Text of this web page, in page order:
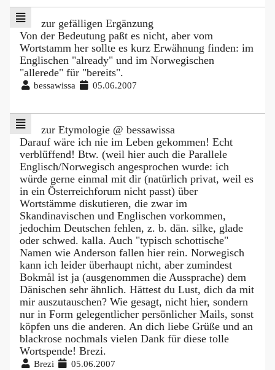
zur gefälligen Ergänzung
Von der Bedeutung paßt es nicht, aber vom
Wortstamm her sollte es kurz Erwähnung finden: im
Englischen "already" und im Norwegischen
"allerede" für "bereits".
bessawissa 05.06.2007
zur Etymologie @ bessawissa
Darauf wäre ich nie im Leben gekommen! Echt
verblüffend! Btw. (weil hier auch die Parallele
Englisch/Norwegisch angesprochen wurde: ich
würde gerne einmal mit dir (natürlich privat, weil es
in ein Österreichforum nicht passt) über
Wortstämme diskutieren, die zwar im
Skandinavischen und Englischen vorkommen,
jedochim Deutschen fehlen, z. b. dän. silke, glade
oder schwed. kalla. Auch "typisch schottische"
Namen wie Anderson fallen hier rein. Norwegisch
kann ich leider überhaupt nicht, aber zumindest
Bokmål ist ja (ausgenommen die Aussprache) dem
Dänischen sehr ähnlich. Hättest du Lust, dich da mit
mir auszutauschen? Wie gesagt, nicht hier, sondern
nur in Form gelegentlicher persönlicher Mails, sonst
köpfen uns die anderen. An dich liebe Grüße und an
blackrose nochmals vielen Dank für diese tolle
Wortspende! Brezi.
Brezi 05.06.2007